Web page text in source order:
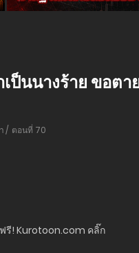
ป็นนางร้าย ขอต
ตอนที่ 70
รี! Kurotoon.com คลิ๊ก